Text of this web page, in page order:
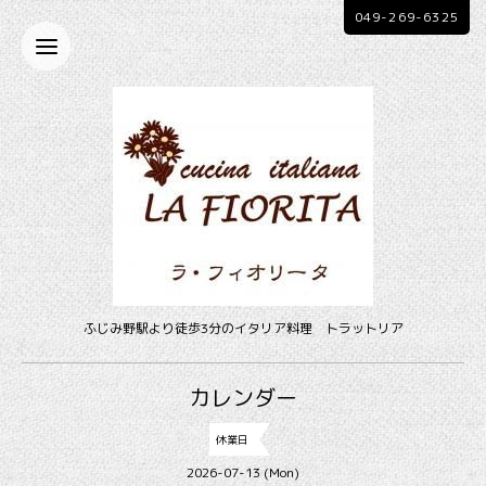
ふじみ野駅より徒歩3分のイタリア料理 トラットリア
049-269-6325
カレンダー
休業日
2026-07-13 (Mon)